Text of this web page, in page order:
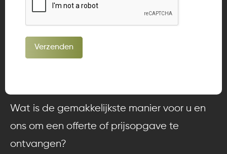
Verzenden
Wat is de gemakkelijkste manier voor u en
ons om een ​​offerte of prijsopgave te
ontvangen?